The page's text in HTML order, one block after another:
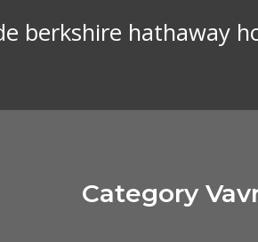
berkshire hathaway
Category